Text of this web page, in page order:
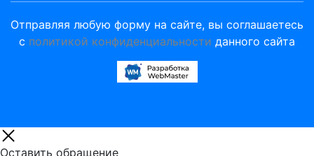
Отправляя любую форму на сайте, вы соглашаетесь
с политикой конфиденциальности данного сайта
Оставить обращение